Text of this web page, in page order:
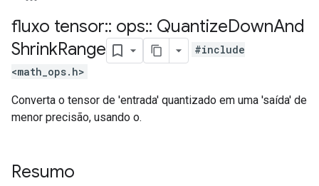
fluxo tensor:: ops:: QuantizeDownAnd
ShrinkRange
#include
<math_ops.h>
Converta o tensor de 'entrada' quantizado em uma 'saída' de
menor precisão, usando o.
Resumo